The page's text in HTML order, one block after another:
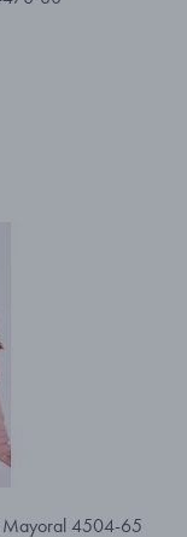
Mayoral 4504-65